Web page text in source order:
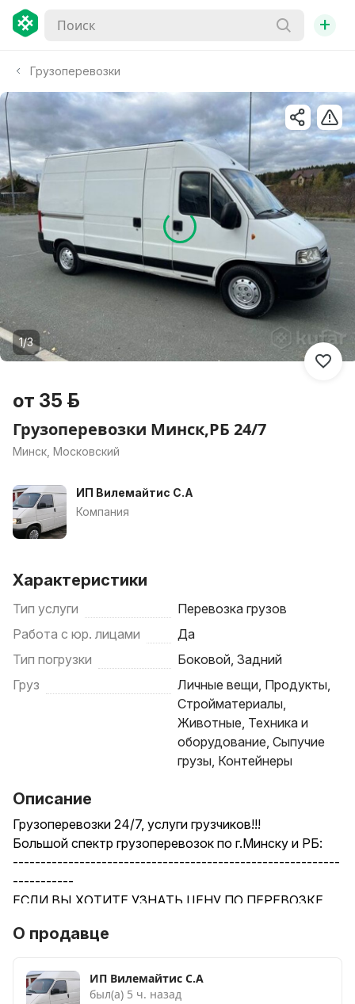
+
Грузоперевозки
1/3
от 35 р.
Грузоперевозки Минск,РБ 24/7
Минск, Московский
ИП Вилемайтис С.А
Компания
Характеристики
Тип услуги
Перевозка грузов
Работа с юр. лицами
Да
Тип погрузки
Боковой, Задний
Груз
Личные вещи, Продукты,
Стройматериалы,
Животные, Техника и
оборудование, Сыпучие
грузы, Контейнеры
Описание
Грузоперевозки 24/7, услуги грузчиков!!!
Большой спектр грузоперевозок по г.Минску и РБ:
-----------------------------------------------------------
-----------
ЕСЛИ ВЫ ХОТИТЕ УЗНАТЬ ЦЕНУ ПО ПЕРЕВОЗКЕ,
1.Адрес ( загрузки и выгрузки)
3.Что будете перевозить(объем)
4.Нужны ли грузчики
О продавце
ИП Вилемайтис С.А
был(а) 5 ч. назад